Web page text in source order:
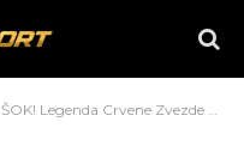
Crvene Zvezde tvrdi da ne bi kupio Silasa?!